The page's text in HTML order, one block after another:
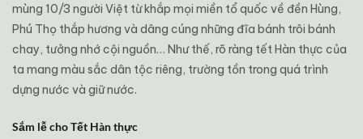
mùng 10/3 người Việt từ khắp mọi miền tổ quốc về đền Hùng,
Phú Thọ thắp hương và dâng cúng những đĩa bánh trôi bánh
chay, tưởng nhớ cội nguồn… Như thế, rõ ràng tết Hàn thực của
ta mang màu sắc dân tộc riêng, trường tồn trong quá trình
dựng nước và giữ nước.
Sắm lễ cho Tết Hàn thực